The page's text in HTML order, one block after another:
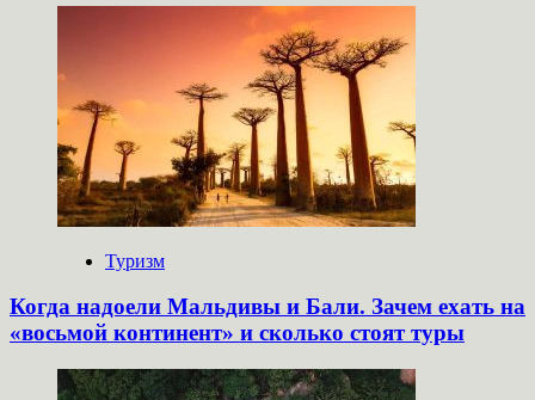
Туризм
Когда надоели Мальдивы и Бали. Зачем ехать на
«восьмой континент» и сколько стоят туры